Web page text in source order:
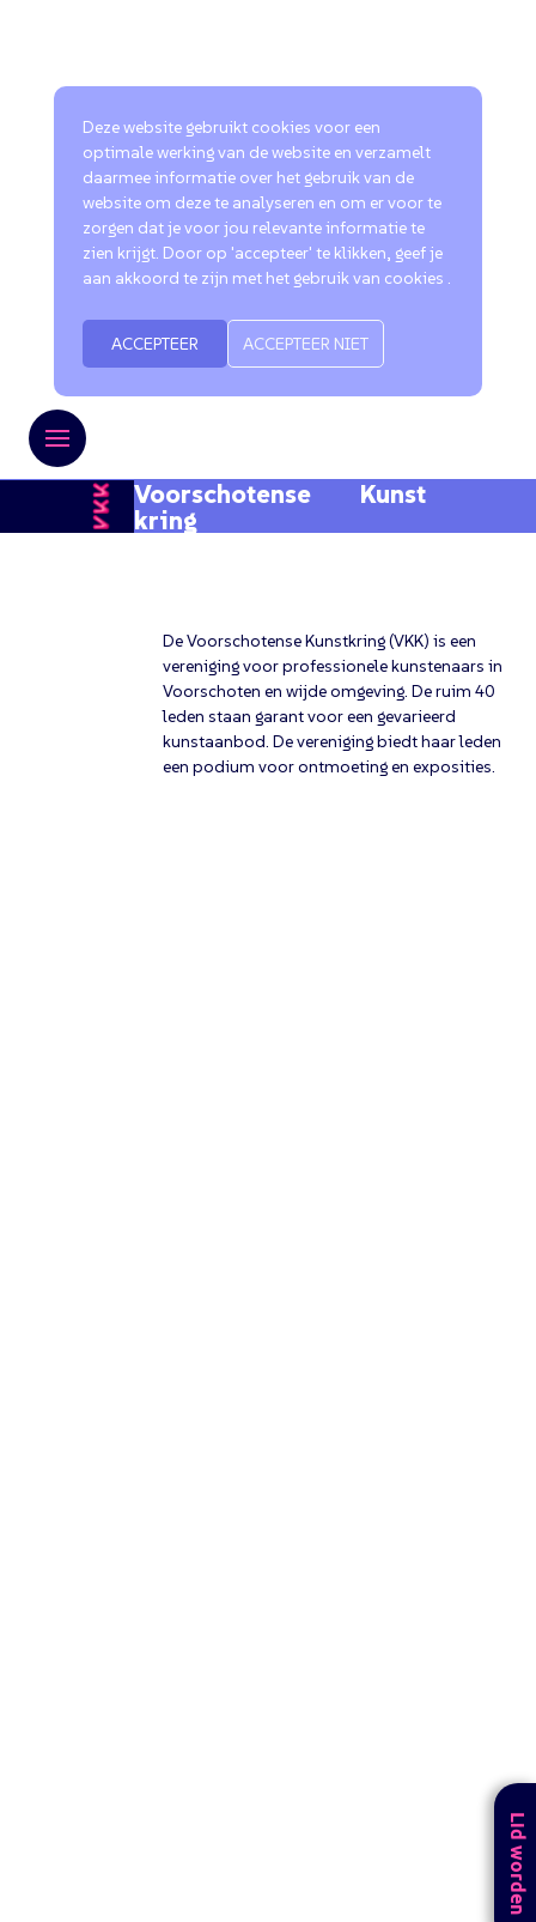
Deze website gebruikt cookies voor een
optimale werking van de website en verzamelt
daarmee informatie over het gebruik van de
website om deze te analyseren en om er voor te
zorgen dat je voor jou relevante informatie te
zien krijgt. Door op 'accepteer' te klikken, geef je
aan akkoord te zijn met het gebruik van cookies .
ACCEPTEER ACCEPTEER NIET
Voorschotense Kunst
kring
De Voorschotense Kunstkring (VKK) is een
vereniging voor professionele kunstenaars in
Voorschoten en wijde omgeving. De ruim 40
leden staan garant voor een gevarieerd
kunstaanbod. De vereniging biedt haar leden
een podium voor ontmoeting en exposities.
Lid worden